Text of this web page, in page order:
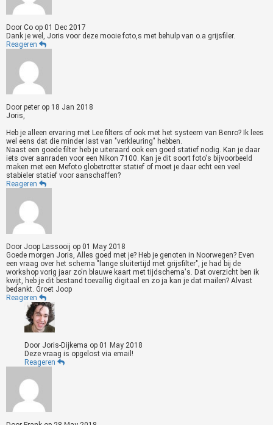
Door Co op 01 Dec 2017
Dank je wel, Joris voor deze mooie foto,s met behulp van o.a grijsfiler.
Reageren
Door peter op 18 Jan 2018
Joris,
Heb je alleen ervaring met Lee filters of ook met het systeem van Benro? Ik lees
wel eens dat die minder last van "verkleuring" hebben.
Naast een goede filter heb je uiteraard ook een goed statief nodig. Kan je daar
iets over aanraden voor een Nikon 7100. Kan je dit soort foto's bijvoorbeeld
maken met een Mefoto globetrotter statief of moet je daar echt een veel
stabieler statief voor aanschaffen?
Reageren
Door Joop Lassooij op 01 May 2018
Goede morgen Joris, Alles goed met je? Heb je genoten in Noorwegen? Even
een vraag over het schema "lange sluitertijd met grijsfilter", je had bij de
workshop vorig jaar zo'n blauwe kaart met tijdschema's. Dat overzicht ben ik
kwijt, heb je dit bestand toevallig digitaal en zo ja kan je dat mailen? Alvast
bedankt. Groet Joop
Reageren
Door Joris-Dijkema op 01 May 2018
Deze vraag is opgelost via email!
Reageren